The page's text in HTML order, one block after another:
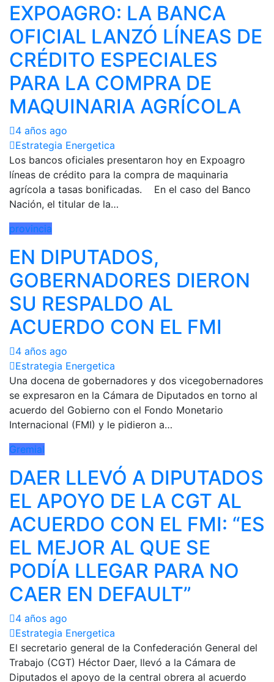
EXPOAGRO: LA BANCA
OFICIAL LANZÓ LÍNEAS DE
CRÉDITO ESPECIALES
PARA LA COMPRA DE
MAQUINARIA AGRÍCOLA
4 años ago
Estrategia Energetica
Los bancos oficiales presentaron hoy en Expoagro
líneas de crédito para la compra de maquinaria
agrícola a tasas bonificadas. En el caso del Banco
Nación, el titular de la…
provincia
EN DIPUTADOS,
GOBERNADORES DIERON
SU RESPALDO AL
ACUERDO CON EL FMI
4 años ago
Estrategia Energetica
Una docena de gobernadores y dos vicegobernadores
se expresaron en la Cámara de Diputados en torno al
acuerdo del Gobierno con el Fondo Monetario
Internacional (FMI) y le pidieron a…
Gremial
DAER LLEVÓ A DIPUTADOS
EL APOYO DE LA CGT AL
ACUERDO CON EL FMI: “ES
EL MEJOR AL QUE SE
PODÍA LLEGAR PARA NO
CAER EN DEFAULT”
4 años ago
Estrategia Energetica
El secretario general de la Confederación General del
Trabajo (CGT) Héctor Daer, llevó a la Cámara de
Diputados el apoyo de la central obrera al acuerdo